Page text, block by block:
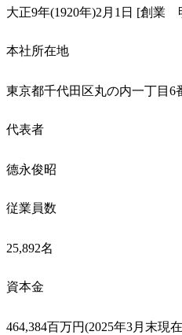
大正9年(1920年)2月1日 [創業
本社所在地
東京都千代田区丸の内一丁目6
代表者
德永俊昭
従業員数
25,892名
資本金
464,384百万円(2025年3月末現